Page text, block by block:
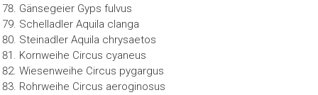
Gänsegeier Gyps fulvus
Schelladler Aquila clanga
Steinadler Aquila chrysaetos
Kornweihe Circus cyaneus
Wiesenweihe Circus pygargus
Rohrweihe Circus aeroginosus